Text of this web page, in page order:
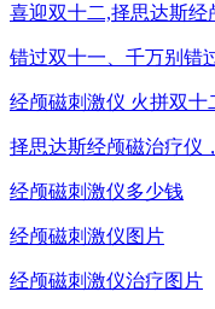
喜迎双十二,择思达斯经
错过双十一、千万别错
经颅磁刺激仪 火拼双十
择思达斯经颅磁治疗仪
经颅磁刺激仪多少钱
经颅磁刺激仪图片
经颅磁刺激仪治疗图片